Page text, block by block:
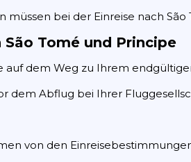
müssen bei der Einreise nach
São Tomé und Principe
auf dem Weg zu Ihrem
dem Abflug bei Ihrer
von den